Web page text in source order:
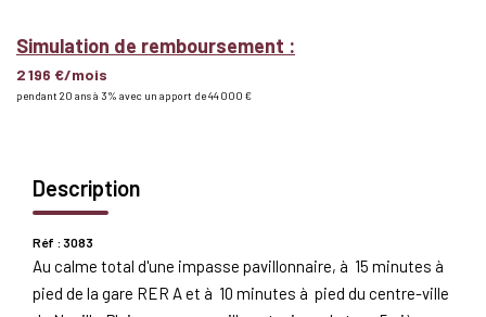
Simulation de remboursement :
2 196 €/mois
pendant 20 ans à 3% avec un apport de 44 000 €
Description
Réf : 3083
Au calme total d'une impasse pavillonnaire, à 15 minutes à
pied de la gare RER A et à 10 minutes à pied du centre-ville